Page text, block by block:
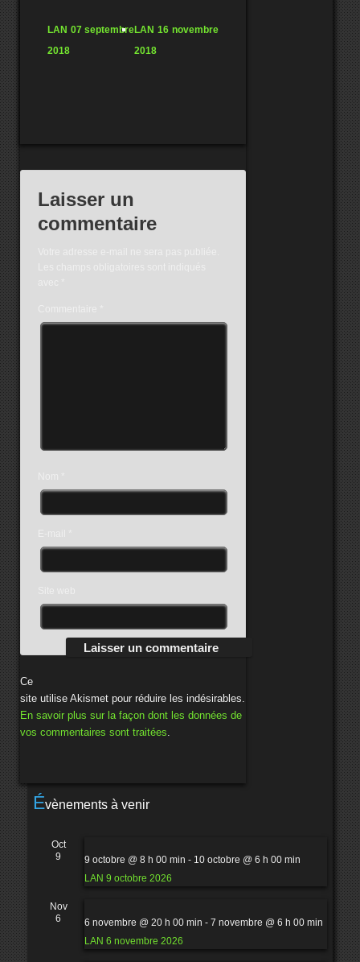
LAN 07 septembre
2018
LAN 16 novembre
2018
Laisser un
commentaire
Ce
site utilise Akismet pour réduire les indésirables.
En savoir plus sur la façon dont les données de
vos commentaires sont traitées
Évènements à venir
Oct
9
9 octobre @ 8 h 00 min - 10 octobre @ 6 h 00 min
LAN 9 octobre 2026
Nov
6
6 novembre @ 20 h 00 min - 7 novembre @ 6 h 00 min
LAN 6 novembre 2026